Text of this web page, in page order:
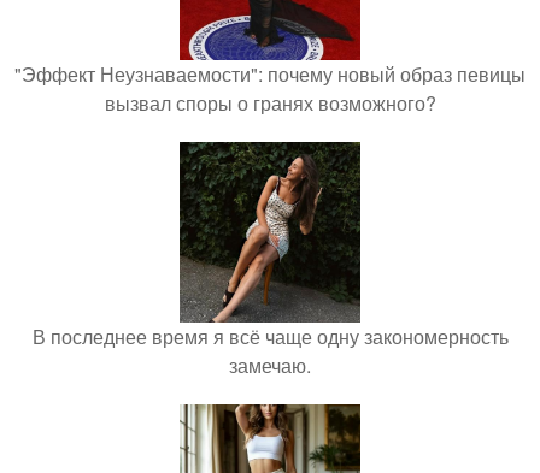
"Эффект Неузнаваемости": почему новый образ певицы
вызвал споры о гранях возможного?
В последнее время я всё чаще одну закономерность
замечаю.